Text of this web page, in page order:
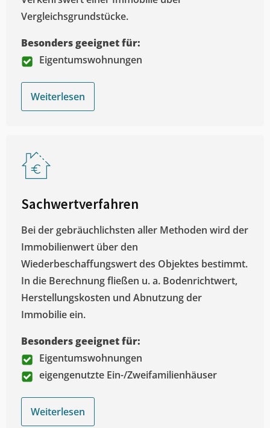
Vergleichsgrundstücke.
Besonders geeignet für:
Eigentumswohnungen
Weiterlesen
Sachwertverfahren
Bei der gebräuchlichsten aller Methoden wird der
Immobilienwert über den
Wiederbeschaffungswert des Objektes bestimmt.
In die Berechnung fließen u. a. Bodenrichtwert,
Herstellungskosten und Abnutzung der
Immobilie ein.
Besonders geeignet für:
Eigentumswohnungen
eigengenutzte Ein-/Zweifamilienhäuser
Weiterlesen